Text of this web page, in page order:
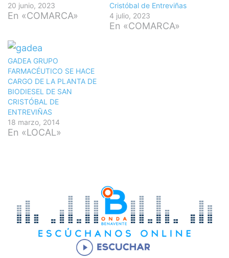
20 junio, 2023
En «COMARCA»
Cristóbal de Entreviñas
4 julio, 2023
En «COMARCA»
GADEA GRUPO
FARMACÉUTICO SE HACE
CARGO DE LA PLANTA DE
BIODIESEL DE SAN
CRISTÓBAL DE
ENTREVIÑAS
18 marzo, 2014
En «LOCAL»